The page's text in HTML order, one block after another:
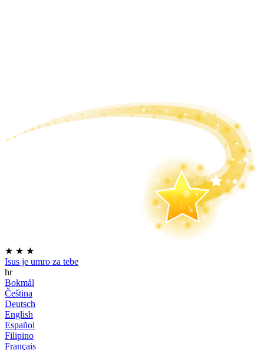
★ ★ ★
Isus je umro za tebe
hr
Bokmål
Čeština
Deutsch
English
Español
Filipino
Français